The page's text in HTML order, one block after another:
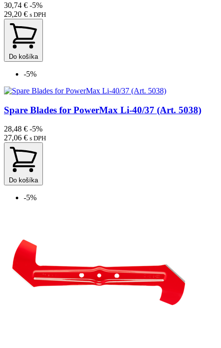
30,74 € -5%
29,20 € s DPH
Do košíka
-5%
Spare Blades for PowerMax Li-40/37 (Art. 5038)
28,48 € -5%
27,06 € s DPH
Do košíka
-5%